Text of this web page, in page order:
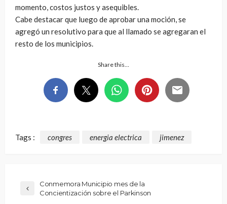
momento, costos justos y asequibles.
Cabe destacar que luego de aprobar una moción, se
agregó un resolutivo para que al llamado se agregaran el
resto de los municipios.
Share this…
Tags : congres energia electrica jimenez
Conmemora Municipio mes de la
Concientización sobre el Parkinson